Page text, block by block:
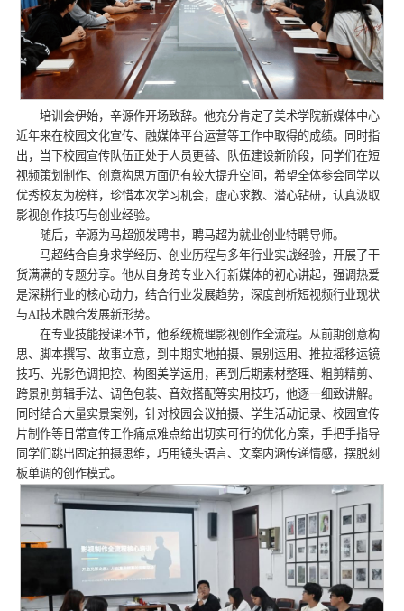
培训会伊始，辛源作开场致辞。他充分肯定了美术学院新媒体中心
近年来在校园文化宣传、融媒体平台运营等工作中取得的成绩。同时指
出，当下校园宣传队伍正处于人员更替、队伍建设新阶段，同学们在短
视频策划制作、创意构思方面仍有较大提升空间，希望全体参会同学以
优秀校友为榜样，珍惜本次学习机会，虚心求教、潜心钻研，认真汲取
影视创作技巧与创业经验。
随后，辛源为马超颁发聘书，聘马超为就业创业特聘导师。
马超结合自身求学经历、创业历程与多年行业实战经验，开展了干
货满满的专题分享。他从自身跨专业入行新媒体的初心讲起，强调热爱
是深耕行业的核心动力，结合行业发展趋势，深度剖析短视频行业现状
与AI技术融合发展新形势。
在专业技能授课环节，他系统梳理影视创作全流程。从前期创意构
思、脚本撰写、故事立意，到中期实地拍摄、景别运用、推拉摇移运镜
技巧、光影色调把控、构图美学运用，再到后期素材整理、粗剪精剪、
跨景别剪辑手法、调色包装、音效搭配等实用技巧，他逐一细致讲解。
同时结合大量实景案例，针对校园会议拍摄、学生活动记录、校园宣传
片制作等日常宣传工作痛点难点给出切实可行的优化方案，手把手指导
同学们跳出固定拍摄思维，巧用镜头语言、文案内涵传递情感，摆脱刻
板单调的创作模式。